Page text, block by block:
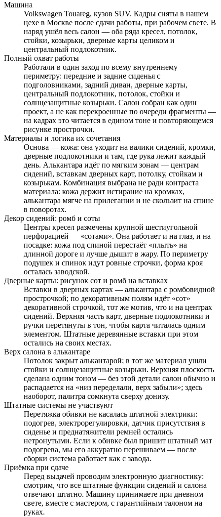
Машина
Volkswagen Touareg, кузов SUV. Кадры сняты в нашем
цехе в Москве после сдачи работы, при рабочем свете. В
наряд ушёл весь салон — оба ряда кресел, потолок,
стойки, козырьки, дверные карты целиком и
центральный подлокотник.
Полный охват работы
Работали в один заход по всему внутреннему
периметру: передние и задние сиденья с
подголовниками, задний диван, дверные карты,
центральный подлокотник, потолок, стойки и
солнцезащитные козырьки. Салон собран как один
проект, а не как перекроенные по очереди фрагменты —
на кадрах это читается в едином тоне и повторяющемся
рисунке прострочки.
Материалы и логика их сочетания
Основа — кожа: она уходит на валики сидений, кромки,
дверные подлокотники и там, где рука лежит каждый
день. Алькантара идёт по мягким зонам — центрам
сидений, вставкам дверных карт, потолку, стойкам и
козырькам. Комбинация выбрана не ради контраста
материала: кожа держит истирание на кромках,
алькантара мягче на прилегании и не скользит на спине
в поворотах.
Декор сидений: ромб и соты
Центры кресел размечены крупной шестиугольной
перфорацией — «сотами». Она работает и на глаз, и на
посадке: кожа под спиной перестаёт «плыть» на
длинной дороге и лучше дышит в жару. По периметру
подушек и спинок идут ровные строчки, форма кроя
осталась заводской.
Дверные карты: рисунок сот и ромб на вставках
Вставки в дверных картах — алькантара с ромбовидной
прострочкой; по декоративным полям идёт «сот»
декоративной строчкой, тот же мотив, что и на центрах
сидений. Верхняя часть карт, дверные подлокотники и
ручки перетянуты в тон, чтобы карта читалась одним
элементом. Штатные деревянные вставки при этом
остались на своих местах.
Верх салона в алькантаре
Потолок закрыт алькантарой; в тот же материал ушли
стойки и солнцезащитные козырьки. Верхняя плоскость
сделана одним тоном — без этой детали салон обычно и
распадается на «низ переделали, верх забыли»; здесь
наоборот, палитра сомкнута сверху донизу.
Штатные системы не участвуют
Перетяжка обивки не касалась штатной электрики:
подогрев, электрорегулировки, датчик присутствия в
сиденье и преднатяжители ремней остались
нетронутыми. Если к обивке был пришит штатный мат
подогрева, мы его аккуратно перешиваем — после
сборки система работает как с завода.
Приёмка при сдаче
Перед выдачей проводим электронную диагностику:
смотрим, что все штатные функции сидений и салона
отвечают штатно. Машину принимаете при дневном
свете, вместе с мастером, с гарантийным талоном на
руках.